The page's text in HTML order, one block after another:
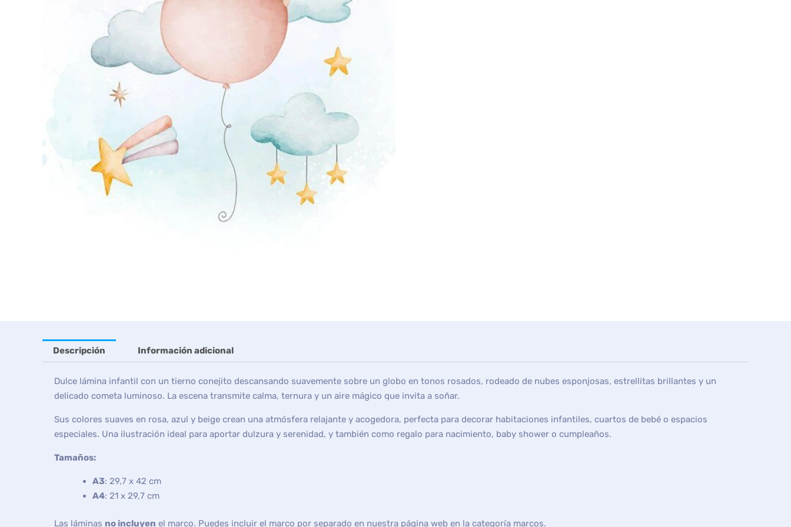
Descripción Información adicional
Dulce lámina infantil con un tierno conejito descansando suavemente sobre un globo en tonos rosados, rodeado de nubes esponjosas, estrellitas brillantes y un
delicado cometa luminoso. La escena transmite calma, ternura y un aire mágico que invita a soñar.
Sus colores suaves en rosa, azul y beige crean una atmósfera relajante y acogedora, perfecta para decorar habitaciones infantiles, cuartos de bebé o espacios
especiales. Una ilustración ideal para aportar dulzura y serenidad, y también como regalo para nacimiento, baby shower o cumpleaños.
Tamaños:
A3: 29,7 x 42 cm
A4: 21 x 29,7 cm
Las láminas no incluyen el marco. Puedes incluir el marco por separado en nuestra página web en la categoría marcos.